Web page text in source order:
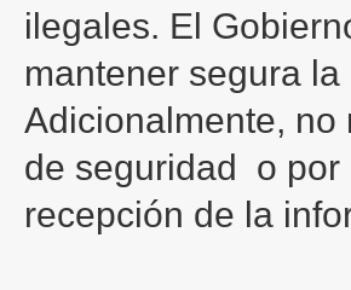
ilegales. El
mantener segura
Adicionalmente,
de seguridad o por
recepción de la